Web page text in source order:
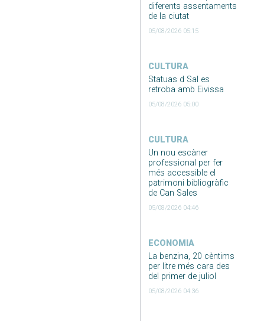
diferents assentaments
de la ciutat
05/08/2026 05:15
CULTURA
Statuas d Sal es
retroba amb Eivissa
05/08/2026 05:00
CULTURA
Un nou escàner
professional per fer
més accessible el
patrimoni bibliogràfic
de Can Sales
05/08/2026 04:46
ECONOMIA
La benzina, 20 cèntims
per litre més cara des
del primer de juliol
05/08/2026 04:36